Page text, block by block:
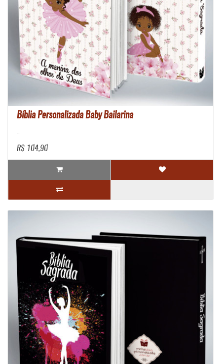
Bíblia Personalizada Baby Bailarina
..
R$ 104,90